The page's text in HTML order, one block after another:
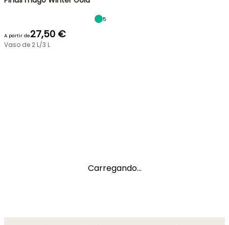
5
A partir de27,50 €
Vaso de 2 L/3 L
Carregando...